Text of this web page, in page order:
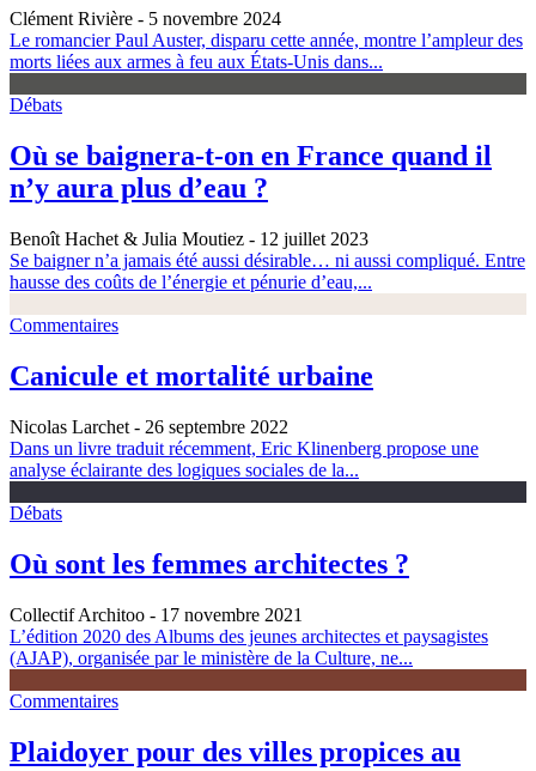
Clément Rivière - 5 novembre 2024
Le romancier Paul Auster, disparu cette année, montre l’ampleur des
morts liées aux armes à feu aux États-Unis dans...
Débats
Où se baignera-t-on en France quand il
n’y aura plus d’eau ?
Benoît Hachet & Julia Moutiez - 12 juillet 2023
Se baigner n’a jamais été aussi désirable… ni aussi compliqué. Entre
hausse des coûts de l’énergie et pénurie d’eau,...
Commentaires
Canicule et mortalité urbaine
Nicolas Larchet - 26 septembre 2022
Dans un livre traduit récemment, Eric Klinenberg propose une
analyse éclairante des logiques sociales de la...
Débats
Où sont les femmes architectes ?
Collectif Architoo - 17 novembre 2021
L’édition 2020 des Albums des jeunes architectes et paysagistes
(AJAP), organisée par le ministère de la Culture, ne...
Commentaires
Plaidoyer pour des villes propices au